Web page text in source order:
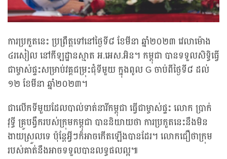
ការប្រកួតនេះ ប្រព្រឹត្តទៅនៅថ្ងៃទី៨ ខែមីនា ឆ្នាំ២០២៣ វេលាម៉ោង
៤រសៀល នៅកីឡដ្ឋានស្មាត អ.អេស.អិន។ កម្ពុជា បានទទួលសិទ្ធិធ្វើ
ជាម្ចាស់ផ្ទះសម្រាប់វគ្គជម្រុះជុំទីមួយ ក្នុងពូល G ចាប់ពីថ្ងៃទី៨ ដល់
១២ ខែមីនា ឆ្នាំ២០២៣។
ជាលើកទីមួយដែលបាល់ទាត់នារីកម្ពុជា ធ្វើជាម្ចាស់ផ្ទះ លោក ប្រាក់
វុទ្ធី គ្រូបង្វឹករបស់ក្រុមកម្ពុជា បាននិយាយថា ការប្រកួតនេះនឹងមិន
ងាយស្រួលទេ ប៉ុន្តែអ្វីៗក៏អាចកើតឡើងបានដែរ។ លោកជឿថាក្រុម
របស់គាត់នឹងអាចទទួលបានលទ្ធផលល្អ៕